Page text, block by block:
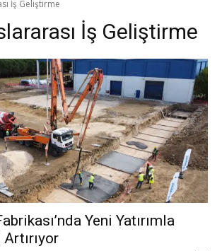
İş Geliştirme
İş Geliştirme
Yeni Yatırımla